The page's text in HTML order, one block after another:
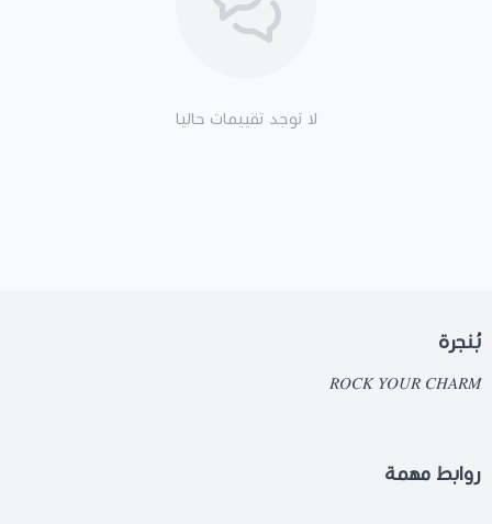
لا توجد تقييمات حاليا
بُنجرة
𝑅𝑂𝐶𝐾 𝑌𝑂𝑈𝑅 𝐶𝐻𝐴𝑅𝑀
روابط مهمة